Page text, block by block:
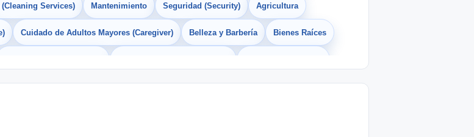
Services) Mantenimiento Seguridad (Security) Agricultura
Cuidado de Adultos Mayores (Caregiver) Belleza y Barbería Bienes Raíces
Empleos Bilingües (English/Spanish) Sin Experiencia